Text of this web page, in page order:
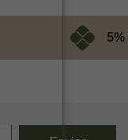
5%